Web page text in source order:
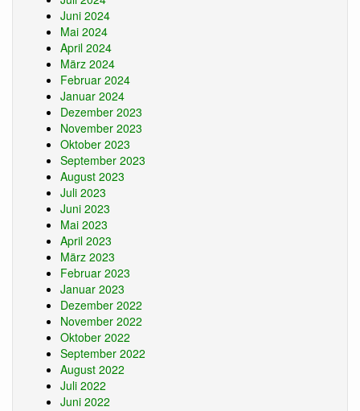
Juni 2024
Mai 2024
April 2024
März 2024
Februar 2024
Januar 2024
Dezember 2023
November 2023
Oktober 2023
September 2023
August 2023
Juli 2023
Juni 2023
Mai 2023
April 2023
März 2023
Februar 2023
Januar 2023
Dezember 2022
November 2022
Oktober 2022
September 2022
August 2022
Juli 2022
Juni 2022